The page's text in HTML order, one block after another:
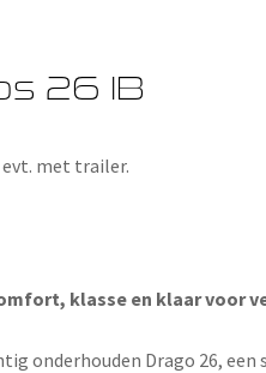
26 IB
met trailer.
klasse en klaar voor
onderhouden Drago 26,